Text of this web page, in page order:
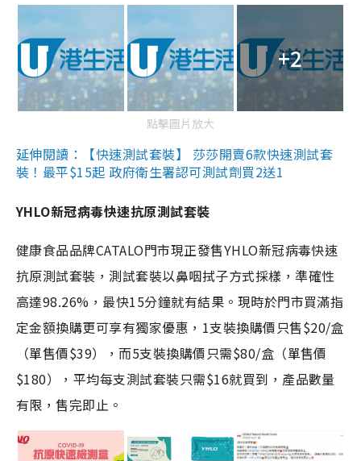
+2
點擊圖片放大
延伸閱讀：【快速測試套裝】 莎莎開賣6款快速測試套
裝！最平$15起 政府衛生署認可測試劑買2送1
YHLO新冠病毒快速抗原測試套裝
健康食品品牌CATALO門市現正發售YHLO新冠病毒快速
抗原測試套裝，測試套裝以鼻咽拭子方式採樣，準確性
高達98.26%，最快15分鐘就有結果。現時於門市買滿指
定金額換購更可享有獨家優惠，1支裝換購價只售$20/盒
（單售價$39），而5支裝換購價只需$80/盒（單售價
$180），平均每支測試套裝只需$16就買到，產品數量
有限，售完即止。